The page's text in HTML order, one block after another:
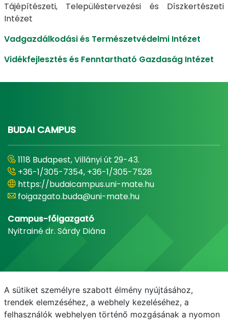
Tájépítészeti, Településtervezési és Díszkertészeti
Intézet
Vadgazdálkodási és Természetvédelmi Intézet
Vidékfejlesztés és Fenntartható Gazdaság Intézet
BUDAI CAMPUS
1118 Budapest, Villányi út 29-43.
+36-1/305-7354, +36-1/305-7528
https://budaicampus.uni-mate.hu
foigazgato.buda@uni-mate.hu
Campus-főigazgató
Nyitrainé dr. Sárdy Diána
A sütiket személyre szabott élmény nyújtásához,
trendek elemzéséhez, a webhely kezeléséhez, a
felhasználók webhelyen történő mozgásának a nyomon